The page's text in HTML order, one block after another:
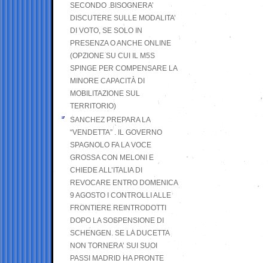
SECONDO .BISOGNERA’
DISCUTERE SULLE MODALITA’
DI VOTO, SE SOLO IN
PRESENZA O ANCHE ONLINE
(OPZIONE SU CUI IL M5S
SPINGE PER COMPENSARE LA
MINORE CAPACITÀ DI
MOBILITAZIONE SUL
TERRITORIO)
SANCHEZ PREPARA LA
“VENDETTA” . IL GOVERNO
SPAGNOLO FA LA VOCE
GROSSA CON MELONI E
CHIEDE ALL’ITALIA DI
REVOCARE ENTRO DOMENICA
9 AGOSTO I CONTROLLI ALLE
FRONTIERE REINTRODOTTI
DOPO LA SOSPENSIONE DI
SCHENGEN. SE LA DUCETTA
NON TORNERA’ SUI SUOI
PASSI MADRID HA PRONTE